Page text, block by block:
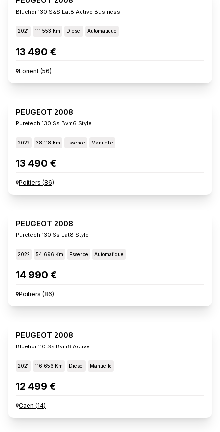
Bluehdi 130 S&s Eat8 Active Business
2021 111 553 Km Diesel Automatique
13 490 €
Lorient (56)
PEUGEOT 2008
Puretech 130 Ss Bvm6 Style
2022 38 118 Km Essence Manuelle
13 490 €
Poitiers (86)
PEUGEOT 2008
Puretech 130 Ss Eat8 Style
2022 54 696 Km Essence Automatique
14 990 €
Poitiers (86)
PEUGEOT 2008
Bluehdi 110 Ss Bvm6 Active
2021 116 656 Km Diesel Manuelle
12 499 €
Caen (14)